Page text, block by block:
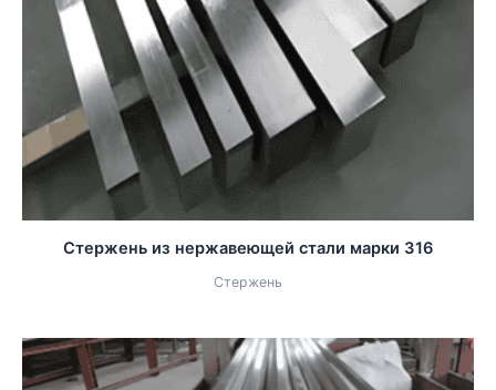
Стержень из нержавеющей стали марки 316
Стержень